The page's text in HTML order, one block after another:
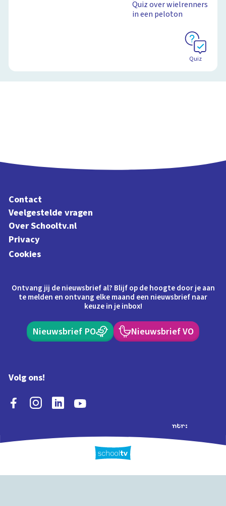
Quiz over wielrenners
in een peloton
Quiz
Contact
Veelgestelde vragen
Over Schooltv.nl
Privacy
Cookies
Ontvang jij de nieuwsbrief al? Blijf op de hoogte door je aan
te melden en ontvang elke maand een nieuwsbrief naar
keuze in je inbox!
Nieuwsbrief PO Nieuwsbrief VO
Volg ons!